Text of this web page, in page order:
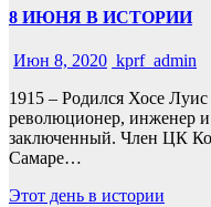
8 ИЮНЯ В ИСТОРИИ
Июн 8, 2020 kprf_admin
1915 – Родился Хосе
революционер, инженер
заключенный. Член ЦК
Самаре…
Этот день в истории